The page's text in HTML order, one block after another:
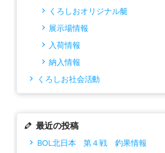
くろしおオリジナル艇
展示場情報
入荷情報
納入情報
くろしお社会活動
最近の投稿
BOL北日本 第４戦 釣果情報